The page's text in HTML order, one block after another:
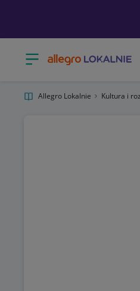
Otwórz menu z kategoriami
Allegro Lokalnie Kultura i